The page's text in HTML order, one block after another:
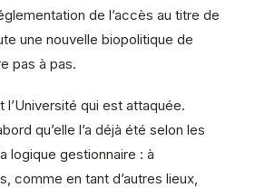
de l’accès au titre de
une nouvelle biopolitique de
pas à pas.
l’Université qui est attaquée.
qu’elle l’a déjà été selon les
logique gestionnaire : à
comme en tant d’autres lieux,